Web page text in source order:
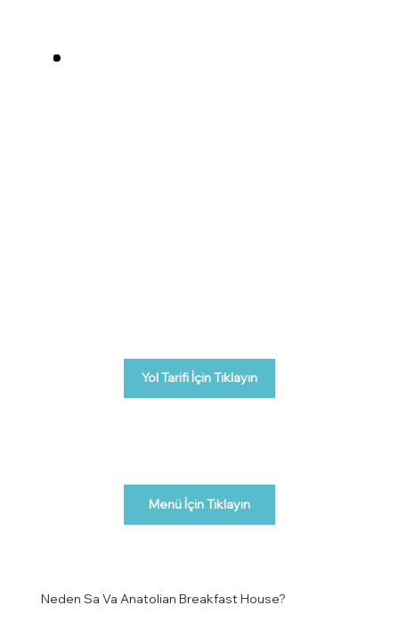
Menü İçin Tıklayın
Yol Tarifi İçin Tıklayın
Neden Sa Va Anatolian Breakfast House?